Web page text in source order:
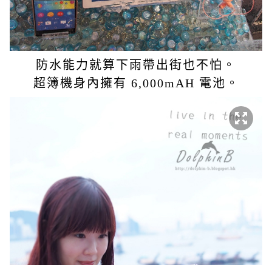
防水能力就算下雨帶出街也不怕。
超簿機身內擁有 6,000mAH 電池。